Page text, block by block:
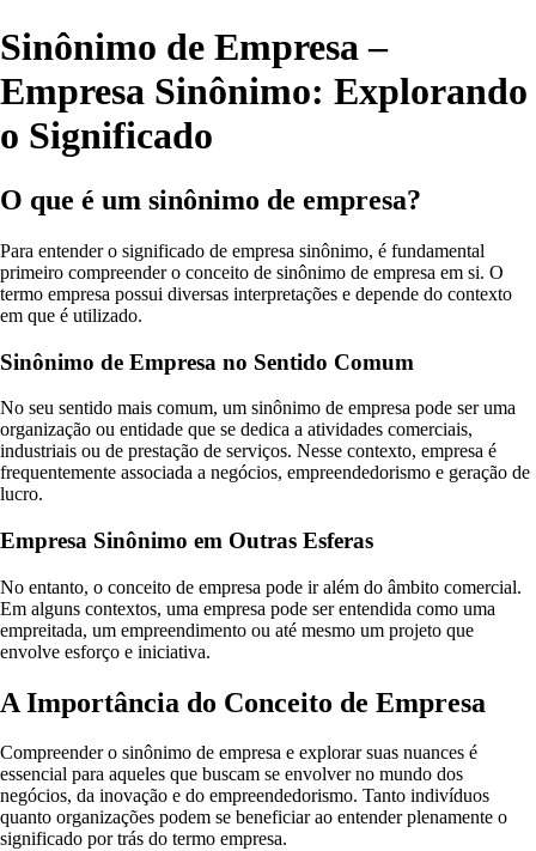
Sinônimo de Empresa –
Empresa Sinônimo: Explorando
o Significado
O que é um sinônimo de empresa?
Para entender o significado de empresa sinônimo, é fundamental
primeiro compreender o conceito de sinônimo de empresa em si. O
termo empresa possui diversas interpretações e depende do contexto
em que é utilizado.
Sinônimo de Empresa no Sentido Comum
No seu sentido mais comum, um sinônimo de empresa pode ser uma
organização ou entidade que se dedica a atividades comerciais,
industriais ou de prestação de serviços. Nesse contexto, empresa é
frequentemente associada a negócios, empreendedorismo e geração de
lucro.
Empresa Sinônimo em Outras Esferas
No entanto, o conceito de empresa pode ir além do âmbito comercial.
Em alguns contextos, uma empresa pode ser entendida como uma
empreitada, um empreendimento ou até mesmo um projeto que
envolve esforço e iniciativa.
A Importância do Conceito de Empresa
Compreender o sinônimo de empresa e explorar suas nuances é
essencial para aqueles que buscam se envolver no mundo dos
negócios, da inovação e do empreendedorismo. Tanto indivíduos
quanto organizações podem se beneficiar ao entender plenamente o
significado por trás do termo empresa.